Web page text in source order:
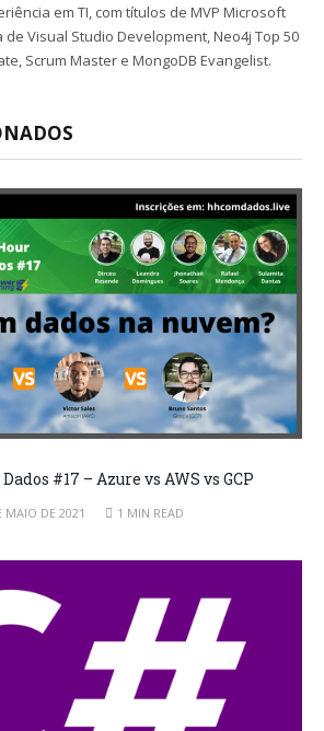
em TI, com títulos de MVP Microsoft
de Visual Studio Development, Neo4j Top 50
Scrum Master e MongoDB Evangelist.
#17 – Azure vs AWS vs GCP
MAIO DE 2021 1 MIN READ